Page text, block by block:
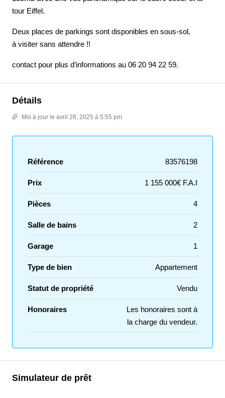
tour Eiffel.
Deux places de parkings sont disponibles en sous-sol,
à visiter sans attendre !!
contact pour plus d’informations au 06 20 94 22 59.
Détails
Mis à jour le avril 28, 2025 à 5:55 pm
Référence 83576198
Prix 1 155 000€ F.A.I
Pièces 4
Salle de bains 2
Garage 1
Type de bien Appartement
Statut de propriété Vendu
Honoraires
Les honoraires sont à
la charge du vendeur.
Simulateur de prêt